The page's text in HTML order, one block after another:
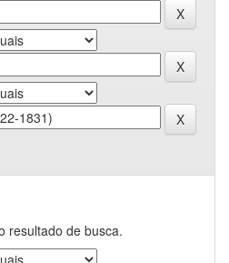
resultado de busca.